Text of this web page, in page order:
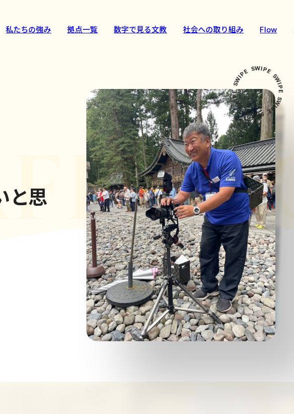
私たちの強み 拠点一覧 数字で見る文教 社会への取り組み Flow
と思
S
W
I
P
S
W
I
P
E
S
W
I
P
E
S
W
I
P
E
S
W
IPE SWIPE